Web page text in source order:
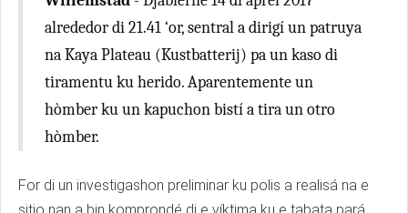
alrededor di 21.41 ‘or, sentral a dirigí un patruya
na Kaya Plateau (Kustbatterij) pa un kaso di
tiramentu ku herido. Aparentemente un
hòmber ku un kapuchon bistí a tira un otro
hòmber.
For di un investigashon preliminar ku polis a realisá na e
sitio nan a bin komprondé di e víktima ku e tabata pará